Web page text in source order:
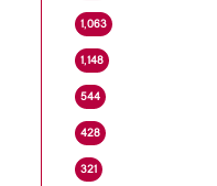
1٬063
1٬148
544
428
321